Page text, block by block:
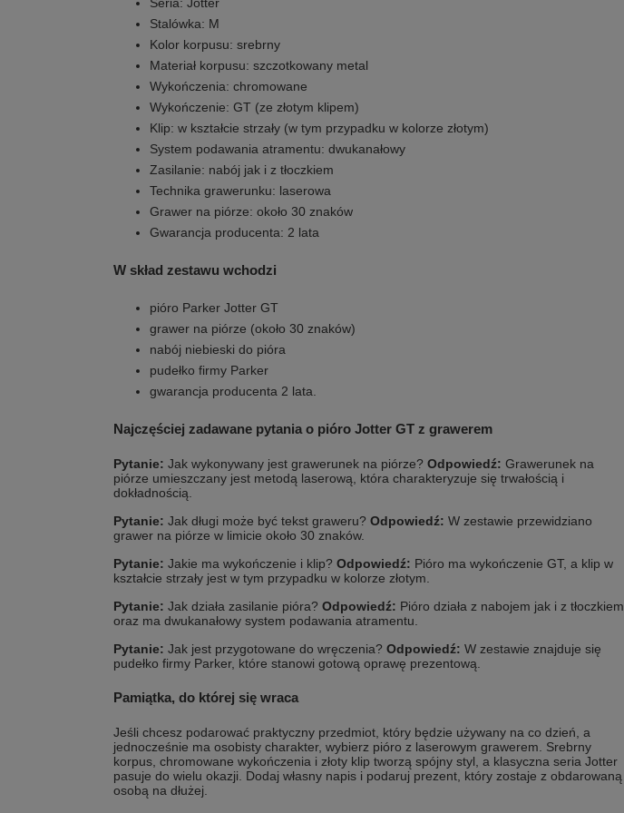
Seria: Jotter
Stalówka: M
Kolor korpusu: srebrny
Materiał korpusu: szczotkowany metal
Wykończenia: chromowane
Wykończenie: GT (ze złotym klipem)
Klip: w kształcie strzały (w tym przypadku w kolorze złotym)
System podawania atramentu: dwukanałowy
Zasilanie: nabój jak i z tłoczkiem
Technika grawerunku: laserowa
Grawer na piórze: około 30 znaków
Gwarancja producenta: 2 lata
W skład zestawu wchodzi
pióro Parker Jotter GT
grawer na piórze (około 30 znaków)
nabój niebieski do pióra
pudełko firmy Parker
gwarancja producenta 2 lata.
Najczęściej zadawane pytania o pióro Jotter GT z grawerem
Pytanie: Jak wykonywany jest grawerunek na piórze? Odpowiedź: Grawerunek na
piórze umieszczany jest metodą laserową, która charakteryzuje się trwałością i
dokładnością.
Pytanie: Jak długi może być tekst graweru? Odpowiedź: W zestawie przewidziano
grawer na piórze w limicie około 30 znaków.
Pytanie: Jakie ma wykończenie i klip? Odpowiedź: Pióro ma wykończenie GT, a klip w
kształcie strzały jest w tym przypadku w kolorze złotym.
Pytanie: Jak działa zasilanie pióra? Odpowiedź: Pióro działa z nabojem jak i z tłoczkiem
oraz ma dwukanałowy system podawania atramentu.
Pytanie: Jak jest przygotowane do wręczenia? Odpowiedź: W zestawie znajduje się
pudełko firmy Parker, które stanowi gotową oprawę prezentową.
Pamiątka, do której się wraca
Jeśli chcesz podarować praktyczny przedmiot, który będzie używany na co dzień, a
jednocześnie ma osobisty charakter, wybierz pióro z laserowym grawerem. Srebrny
korpus, chromowane wykończenia i złoty klip tworzą spójny styl, a klasyczna seria Jotter
pasuje do wielu okazji. Dodaj własny napis i podaruj prezent, który zostaje z obdarowaną
osobą na dłużej.